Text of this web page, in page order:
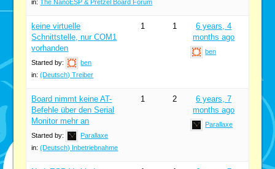
in:The NanoESP & Pretzel Board Forum
keine virtuelle
Schnittstelle, nur COM1
vorhanden
Started by:
ben
in:(Deutsch) Treiber
1 1
6 years, 4
months ago
ben
Board nimmt keine AT-
Befehle über den Serial
Monitor mehr an
Started by:
Parallaxe
in:(Deutsch) Inbetriebnahme
1 2
6 years, 7
months ago
Parallaxe